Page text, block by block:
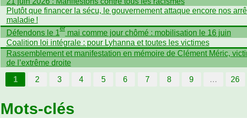
Plutôt que financer la sécu, le gouvernement attaque encore nos
maladie !
Défendons le 1ermai comme jour chômé : mobilisation le 16 juin
Coalition loi intégrale : pour Lyhanna et toutes les victimes
Rassemblement et manifestation en mémoire de Clément Méric,
de l’extrême droite
1
2 3 4 5 6 7 8 9 … 26
Mots-clés